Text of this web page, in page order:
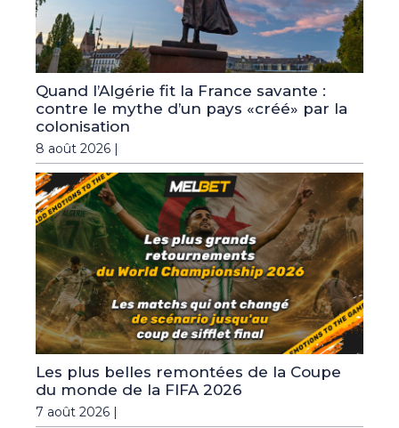
Quand l’Algérie fit la France savante :
contre le mythe d’un pays «créé» par la
colonisation
8 août 2026 |
Les plus belles remontées de la Coupe
du monde de la FIFA 2026
7 août 2026 |